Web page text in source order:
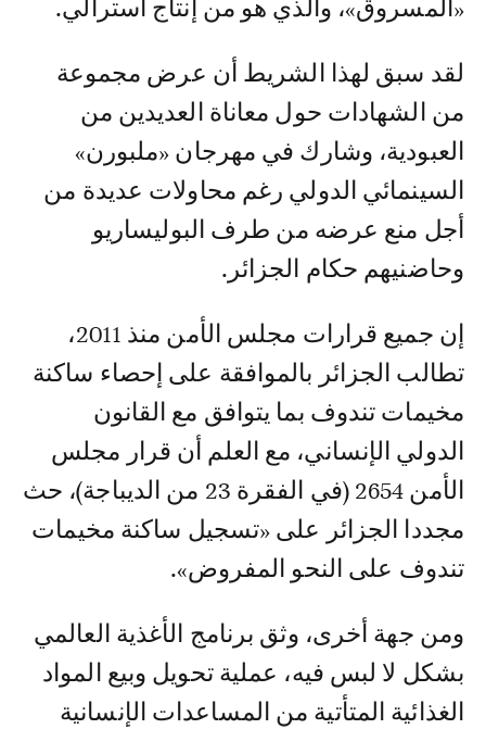
«المسروق»، والذي هو من إنتاج أسترالي.
لقد سبق لهذا الشريط أن عرض مجموعة
من الشهادات حول معاناة العديدين من
العبودية، وشارك في مهرجان «ملبورن»
السينمائي الدولي رغم محاولات عديدة من
أجل منع عرضه من طرف البوليساريو
وحاضنيهم حكام الجزائر.
إن جميع قرارات مجلس الأمن منذ 2011،
تطالب الجزائر بالموافقة على إحصاء ساكنة
مخيمات تندوف بما يتوافق مع القانون
الدولي الإنساني، مع العلم أن قرار مجلس
الأمن 2654 (في الفقرة 23 من الديباجة)، حث
مجددا الجزائر على «تسجيل ساكنة مخيمات
تندوف على النحو المفروض».
ومن جهة أخرى، وثق برنامج الأغذية العالمي
بشكل لا لبس فيه، عملية تحويل وبيع المواد
الغذائية المتأتية من المساعدات الإنسانية